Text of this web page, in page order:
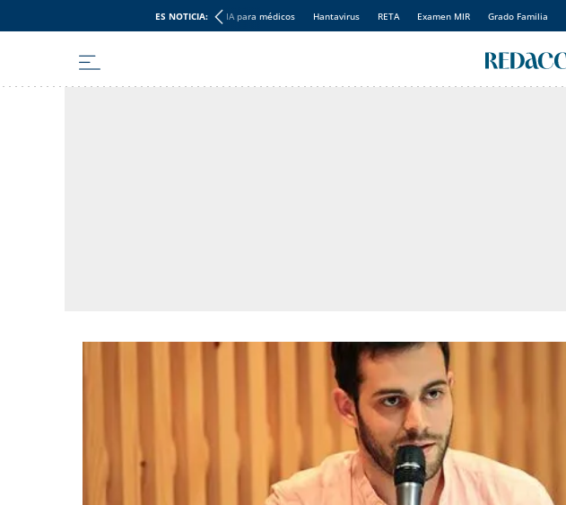
ES NOTICIA: IA para médicos Hantavirus RETA Examen MIR Grado Familia